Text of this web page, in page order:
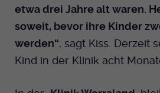
etwa drei Jahre alt waren.
soweit, bevor ihre Kinder
werden“, sagt Kiss. Derzeit
Kind in der Klinik acht